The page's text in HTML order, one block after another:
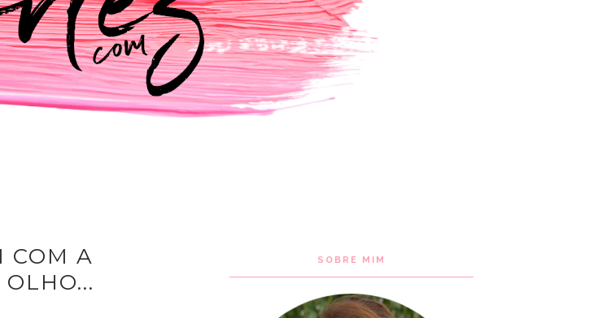
COM A
SOBRE MIM